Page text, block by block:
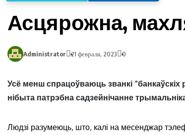
Асцярожна,
Administrator 21 февраля, 2023 0
Усё менш спрацоўваюць званкі “банкаўскіх
нібыта патрэбна садзейнічанне
Людзі разумеюць, што, калі на месенджар